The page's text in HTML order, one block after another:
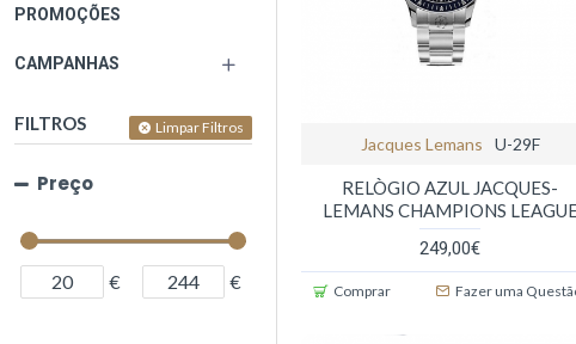
PROMOÇÕES
CAMPANHAS
FILTROS Limpar Filtros
Preço
€ €
Jacques Lemans U-29F
RELÒGIO AZUL JACQUES-
LEMANS CHAMPIONS
249,00€
Comprar Fazer uma